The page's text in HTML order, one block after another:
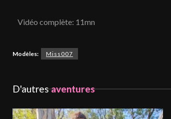
Vidéo complète: 11mn
Modèles: Miss007
D'autresaventures